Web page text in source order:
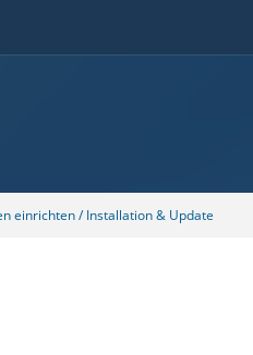
einrichten / Installation & Update